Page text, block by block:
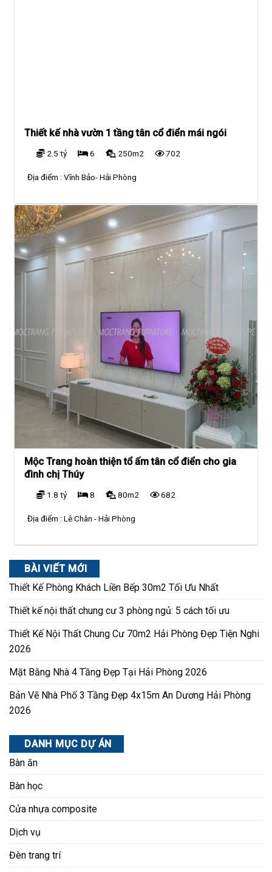
Thiết kế nhà vườn 1 tầng tân cổ điển mái ngói
2.5 tỷ 6 250m2 702
Địa điểm :Vĩnh Bảo- Hải Phòng
Mộc Trang hoàn thiện tổ ấm tân cổ điển cho gia
đình chị Thúy
1.8 tỷ 8 80m2 682
Địa điểm :Lê Chân - Hải Phòng
BÀI VIẾT MỚI
Thiết Kế Phòng Khách Liền Bếp 30m2 Tối Ưu Nhất
Thiết kế nội thất chung cư 3 phòng ngủ: 5 cách tối ưu
Thiết Kế Nội Thất Chung Cư 70m2 Hải Phòng Đẹp Tiện Nghi
2026
Mặt Bằng Nhà 4 Tầng Đẹp Tại Hải Phòng 2026
Bản Vẽ Nhà Phố 3 Tầng Đẹp 4x15m An Dương Hải Phòng
2026
DANH MỤC DỰ ÁN
Bàn ăn
Bàn học
Cửa nhựa composite
Dịch vụ
Đèn trang trí